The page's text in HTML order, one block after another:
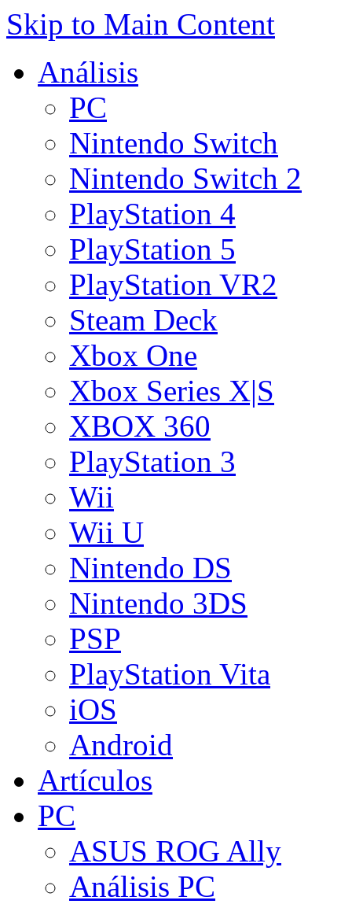
Skip to Main Content
Análisis
PC
Nintendo Switch
Nintendo Switch 2
PlayStation 4
PlayStation 5
PlayStation VR2
Steam Deck
Xbox One
Xbox Series X|S
XBOX 360
PlayStation 3
Wii
Wii U
Nintendo DS
Nintendo 3DS
PSP
PlayStation Vita
iOS
Android
Artículos
PC
ASUS ROG Ally
Análisis PC